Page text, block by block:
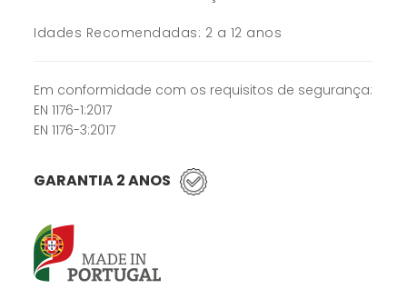
Idades Recomendadas: 2 a 12 anos
Em conformidade com os requisitos de segurança:
EN 1176-1:2017
EN 1176-3:2017
GARANTIA 2 ANOS